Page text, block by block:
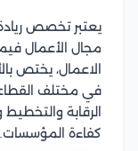
يعتبر تخصص
مجال الأعمال
الاعمال، يختص
في مختلف
الرقابة
كفاءة المؤسسات.